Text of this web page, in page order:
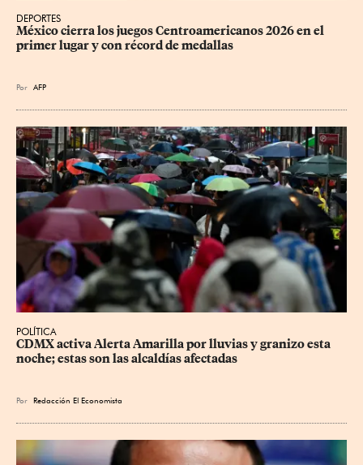
DEPORTES
México cierra los juegos Centroamericanos 2026 en el
primer lugar y con récord de medallas
Por AFP
POLÍTICA
CDMX activa Alerta Amarilla por lluvias y granizo esta
noche; estas son las alcaldías afectadas
Por Redacción El Economista